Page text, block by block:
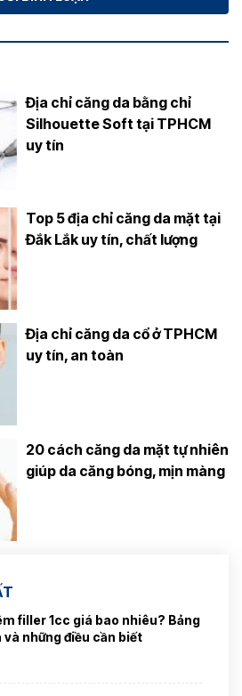
Địa chỉ căng da bằng chỉ
Silhouette Soft tại TPHCM
uy tín
Top 5 địa chỉ căng da mặt tại
Đắk Lắk uy tín, chất lượng
Địa chỉ căng da cổ ở TPHCM
uy tín, an toàn
20 cách căng da mặt tự nhiên
giúp da căng bóng, mịn màng
filler 1cc giá bao nhiêu? Bảng
và những điều cần biết